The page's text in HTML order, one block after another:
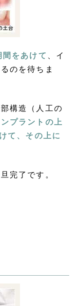
をあけて
、イ
のを待ちま
構造（人工の
プラントの上
て、その上に
完了です。